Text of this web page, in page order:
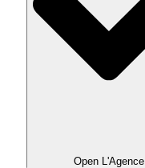
Open L'Agence